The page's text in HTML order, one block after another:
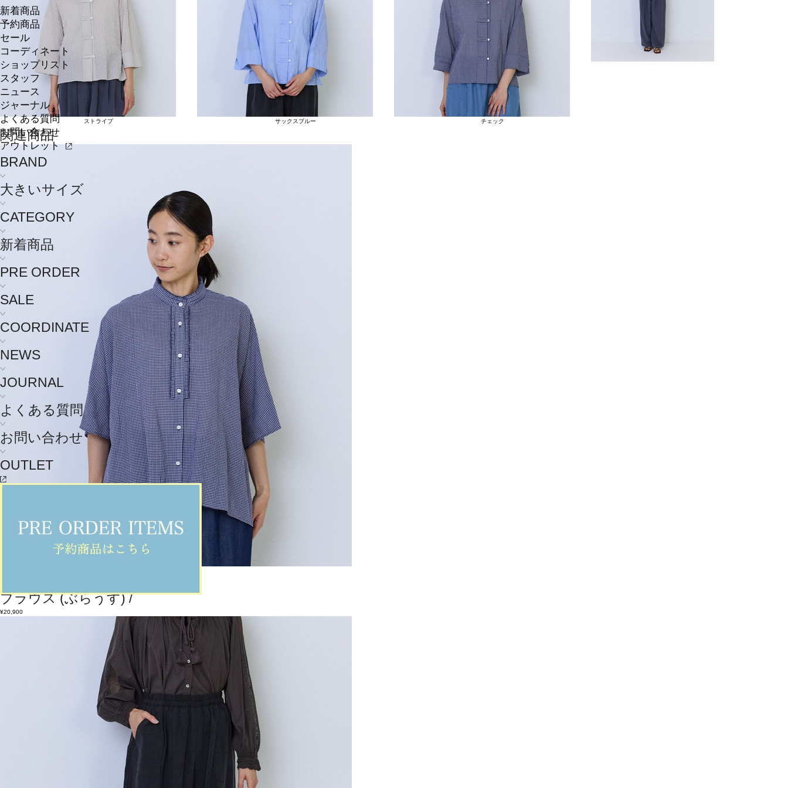
新着商品
予約商品
セール
コーディネート
ショップリスト
スタッフ
ニュース
ジャーナル
よくある質問
お問い合わせ
アウトレット
BRAND
大きいサイズ
CATEGORY
新着商品
PRE ORDER
SALE
COORDINATE
NEWS
JOURNAL
よくある質問
お問い合わせ
OUTLET
ストライプ サックスブルー チェック
関連商品
ブラウス(ぶらうす) /
¥20,900